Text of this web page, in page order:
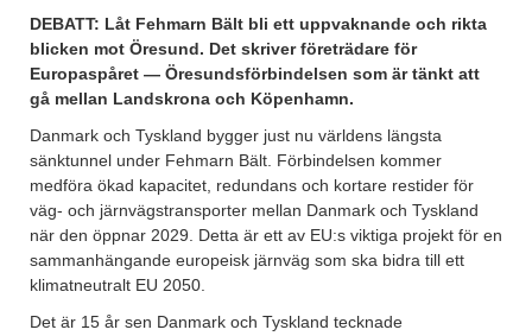
DEBATT: Låt Fehmarn Bält bli ett uppvaknande och rikta
blicken mot Öresund. Det skriver företrädare för
Europaspåret — Öresundsförbindelsen som är tänkt att
gå mellan Landskrona och Köpenhamn.
Danmark och Tyskland bygger just nu världens längsta
sänktunnel under Fehmarn Bält. Förbindelsen kommer
medföra ökad kapacitet, redundans och kortare restider för
väg- och järnvägstransporter mellan Danmark och Tyskland
när den öppnar 2029. Detta är ett av EU:s viktiga projekt för en
sammanhängande europeisk järnväg som ska bidra till ett
klimatneutralt EU 2050.
Det är 15 år sen Danmark och Tyskland tecknade